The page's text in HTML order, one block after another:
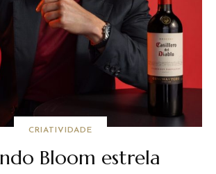
CRIATIVIDADE
Bloom estrela